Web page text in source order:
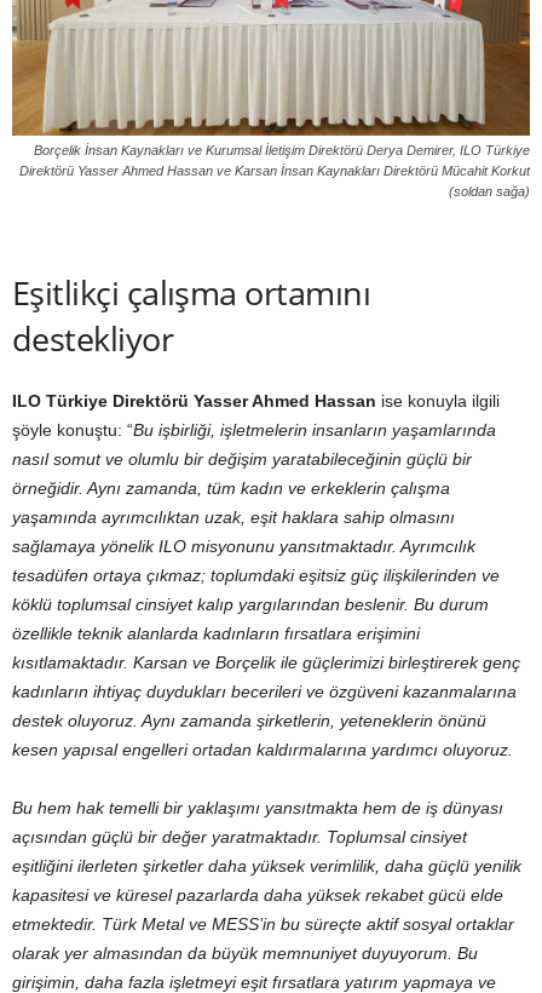
Borçelik İnsan Kaynakları ve Kurumsal İletişim Direktörü Derya Demirer, ILO Türkiye
Direktörü Yasser Ahmed Hassan ve Karsan İnsan Kaynakları Direktörü Mücahit Korkut
(soldan sağa)
Eşitlikçi çalışma ortamını
destekliyor
ILO Türkiye Direktörü Yasser Ahmed Hassan ise konuyla ilgili
şöyle konuştu: “Bu işbirliği, işletmelerin insanların yaşamlarında
nasıl somut ve olumlu bir değişim yaratabileceğinin güçlü bir
örneğidir. Aynı zamanda, tüm kadın ve erkeklerin çalışma
yaşamında ayrımcılıktan uzak, eşit haklara sahip olmasını
sağlamaya yönelik ILO misyonunu yansıtmaktadır. Ayrımcılık
tesadüfen ortaya çıkmaz; toplumdaki eşitsiz güç ilişkilerinden ve
köklü toplumsal cinsiyet kalıp yargılarından beslenir. Bu durum
özellikle teknik alanlarda kadınların fırsatlara erişimini
kısıtlamaktadır. Karsan ve Borçelik ile güçlerimizi birleştirerek genç
kadınların ihtiyaç duydukları becerileri ve özgüveni kazanmalarına
destek oluyoruz. Aynı zamanda şirketlerin, yeteneklerin önünü
kesen yapısal engelleri ortadan kaldırmalarına yardımcı oluyoruz.
Bu hem hak temelli bir yaklaşımı yansıtmakta hem de iş dünyası
açısından güçlü bir değer yaratmaktadır. Toplumsal cinsiyet
eşitliğini ilerleten şirketler daha yüksek verimlilik, daha güçlü yenilik
kapasitesi ve küresel pazarlarda daha yüksek rekabet gücü elde
etmektedir. Türk Metal ve MESS’in bu süreçte aktif sosyal ortaklar
olarak yer almasından da büyük memnuniyet duyuyorum. Bu
girişimin, daha fazla işletmeyi eşit fırsatlara yatırım yapmaya ve